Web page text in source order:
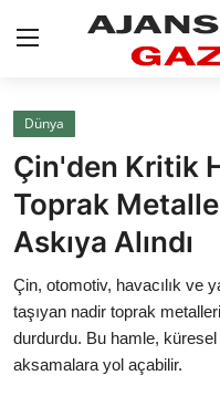
GİRİŞ YAP
AnaSayfa
Eskişehir Siyaset
Siyaset
Türkiye Gündemi
Dünya
Çin'den Kritik
Toprak
Askıya Alındı
Çin, otomotiv, havacılık ve
taşıyan nadir toprak
durdurdu. Bu hamle,
aksamalara yol açabilir.